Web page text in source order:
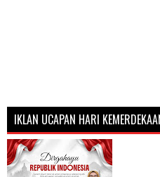
IKLAN UCAPAN HARI